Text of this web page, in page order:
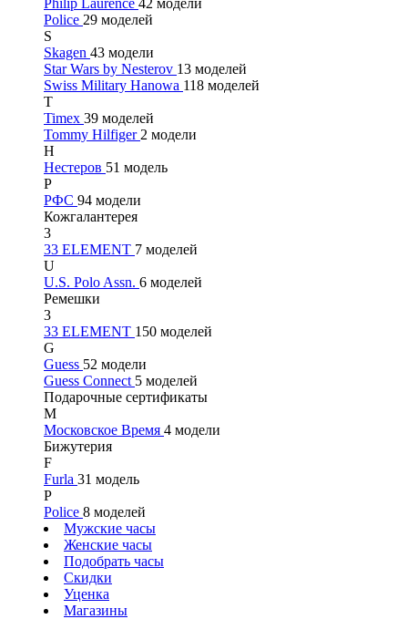
Philip Laurence 42 модели
Police 29 моделей
S
Skagen 43 модели
Star Wars by Nesterov 13 моделей
Swiss Military Hanowa 118 моделей
T
Timex 39 моделей
Tommy Hilfiger 2 модели
Н
Нестеров 51 модель
Р
РФС 94 модели
Кожгалантерея
3
33 ELEMENT 7 моделей
U
U.S. Polo Assn. 6 моделей
Ремешки
3
33 ELEMENT 150 моделей
G
Guess 52 модели
Guess Connect 5 моделей
Подарочные сертификаты
М
Московское Время 4 модели
Бижутерия
F
Furla 31 модель
P
Police 8 моделей
Мужские часы
Женские часы
Подобрать часы
Скидки
Уценка
Магазины